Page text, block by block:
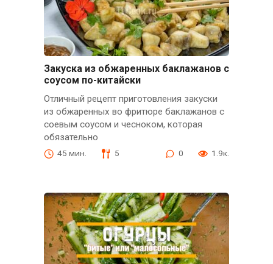
Закуска из обжаренных баклажанов с
соусом по-китайски
Отличный рецепт приготовления закуски
из обжаренных во фритюре баклажанов с
соевым соусом и чесноком, которая
обязательно
45 мин. 5 0 1.9к.